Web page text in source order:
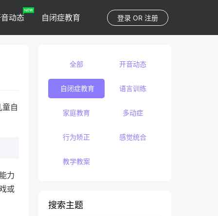
登录 OR 注册
动态 自闭症教育
自
力
或
全部 开音动态
自闭症教育 语言训练
家庭教育 多动症
行为矫正 感觉统合
教学教案
搜索主题